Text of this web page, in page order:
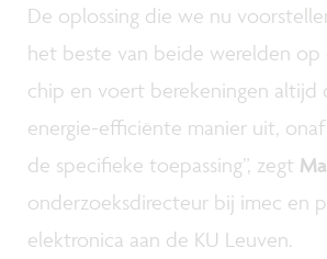
De oplossing die we nu
het beste van beide werelden
chip en voert berekeningen altijd
energie-efficiënte manier uit,
de specifieke toepassing”, zegt
onderzoeksdirecteur bij imec en
elektronica aan de KU Leuven.